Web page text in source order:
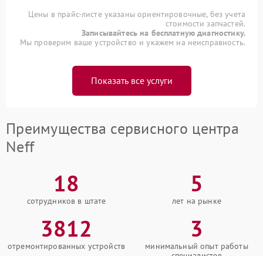
Цены в прайс-листе указаны ориентировочные, без учета
стоимости запчастей.
Записывайтесь на бесплатную диагностику.
Мы проверим ваше устройство и укажем на неисправность.
Показать все услуги
Преимущества сервисного центра
Neff
18
сотрудников в штате
5
лет на рынке
3812
отремонтированных устройств
3
минимальный опыт работы